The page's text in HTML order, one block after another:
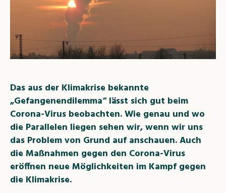
Das aus der Klimakrise bekannte
„Gefangenendilemma“ lässt sich gut beim
Corona-Virus beobachten. Wie genau und wo
die Parallelen liegen sehen wir, wenn wir uns
das Problem von Grund auf anschauen. Auch
die Maßnahmen gegen den Corona-Virus
eröffnen neue Möglichkeiten im Kampf gegen
die Klimakrise.